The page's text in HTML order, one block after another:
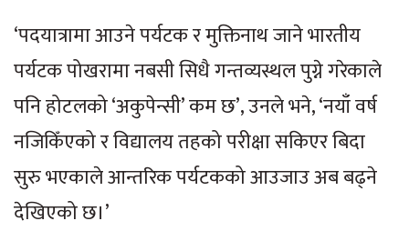
‘पदयात्रामा आउने पर्यटक र मुक्तिनाथ जाने भारतीय
पर्यटक पोखरामा नबसी सिधै गन्तव्यस्थल पुग्ने गरेकाले
पनि होटलको ‘अकुपेन्सी’ कम छ’, उनले भने, ‘नयाँ वर्ष
नजिकिँएको र विद्यालय तहको परीक्षा सकिएर बिदा
सुरु भएकाले आन्तरिक पर्यटकको आउजाउ अब बढ्ने
देखिएको छ।’